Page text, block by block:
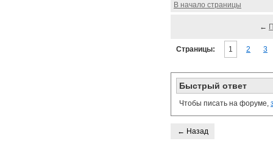
В начало страницы
←
Страницы: 1 2 3
Быстрый ответ
Чтобы писать на форуме,
← Назад